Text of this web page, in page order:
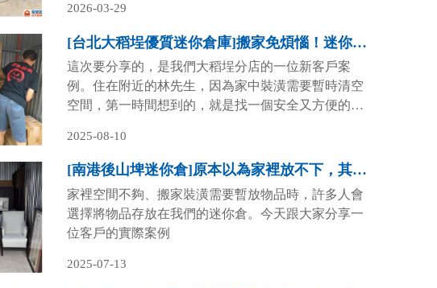
2026-03-29
[台北大稻埕優質迷你倉庫]搬家免煩惱！迷你倉＋專業搬家團隊一次搞定！
這次要分享的，是我們大稻埕分店的一位新客戶案
例。住在附近的林先生，因為家中裝潢需要暫時清空
空間，第一時間想到的，就是找一個安全又方便的迷
2025-08-10
[南港後山埤迷你倉]原本以為家裡放不下，其實是我不知道有這裡！
家裡空間不夠、搬家裝潢需要暫放物品時，許多人會
選擇將物品存放在我們的迷你倉。今天跟大家分享一
位客戶的實際案例
2025-07-13